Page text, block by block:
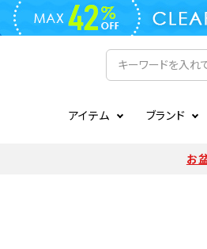
アイテム ブランド
送料とお支払いについて
お